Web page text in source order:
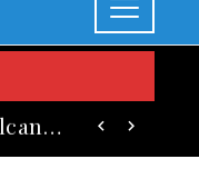
Las 10 empresas que alcanzaron los valores bursátiles más altos en su auge histórico